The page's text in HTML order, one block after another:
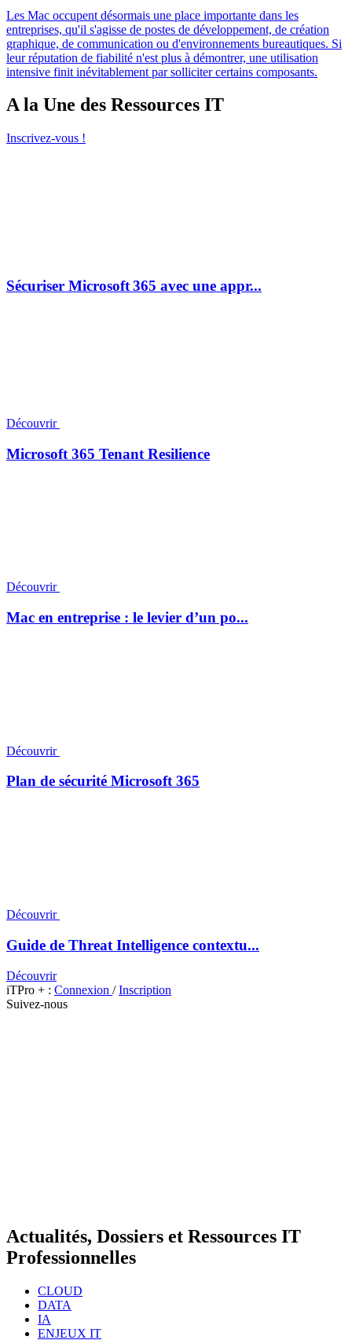
Les Mac occupent désormais une place importante dans les
entreprises, qu'il s'agisse de postes de développement, de création
graphique, de communication ou d'environnements bureautiques. Si
leur réputation de fiabilité n'est plus à démontrer, une utilisation
intensive finit inévitablement par solliciter certains composants.
A la Une des Ressources IT
Inscrivez-vous !
Sécuriser Microsoft 365 avec une appr...
Découvrir
Microsoft 365 Tenant Resilience
Découvrir
Mac en entreprise : le levier d’un po...
Découvrir
Plan de sécurité Microsoft 365
Découvrir
Guide de Threat Intelligence contextu...
Découvrir
iTPro + : Connexion /Inscription
Suivez-nous
Actualités, Dossiers et Ressources IT
Professionnelles
CLOUD
DATA
IA
ENJEUX IT